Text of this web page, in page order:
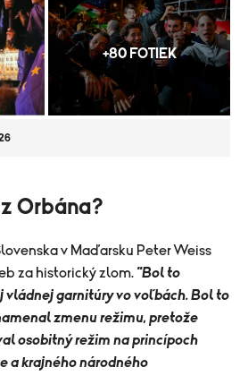
+80 FOTIEK
Orbána?
v Maďarsku Peter Weiss
za historický zlom. "Bol to
vládnej garnitúry vo voľbách. Bol to
zmenu režimu, pretože
osobitný režim na princípoch
a krajného národného